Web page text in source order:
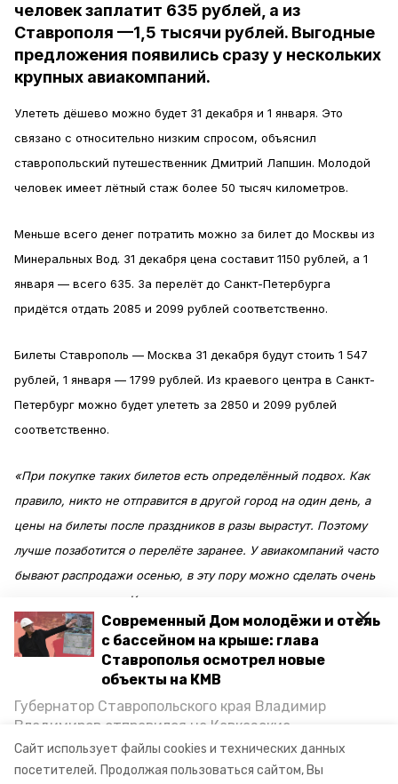
Сайт использует файлы cookies и технических данных
посетителей. Продолжая пользоваться сайтом, Вы
Современный Дом молодёжи и отель
с бассейном на крыше: глава
Ставрополья осмотрел новые
объекты на КМВ
Губернатор Ставропольского края Владимир
Владимиров отправился на Кавказские
Минеральные Воды, чтобы проинспектировать
строительство объектов в Кисловодске и
человек заплатит 635 рублей, а из
Ставрополя —1,5 тысячи рублей. Выгодные
предложения появились сразу у нескольких
крупных авиакомпаний.
Улететь дёшево можно будет 31 декабря и 1 января. Это
связано с относительно низким спросом, объяснил
ставропольский путешественник Дмитрий Лапшин. Молодой
человек имеет лётный стаж более 50 тысяч километров.
Меньше всего денег потратить можно за билет до Москвы из
Минеральных Вод. 31 декабря цена составит 1150 рублей, а 1
января — всего 635. За перелёт до Санкт-Петербурга
придётся отдать 2085 и 2099 рублей соответственно.
Билеты Ставрополь — Москва 31 декабря будут стоить 1 547
рублей, 1 января — 1799 рублей. Из краевого центра в Санкт-
Петербург можно будет улететь за 2850 и 2099 рублей
соответственно.
«При покупке таких билетов есть определённый подвох. Как
правило, никто не отправится в другой город на один день, а
цены на билеты после праздников в разы вырастут. Поэтому
лучше позаботится о перелёте заранее. У авиакомпаний часто
бывают распродажи осенью, в эту пору можно сделать очень
выгодную покупку. К примеру, в прошлом году мы отдали за
перелёт до Питера туда и обратно 5,5 тысяч. И это за двоих
человек», — рассказал Дмитрий Лапшин.
действительно увеличивается,пишетИА «Победа26». Пока
что максимум до 10 января — около 10 тысяч рублей за один
билет. Таким образом, цены вырастут в 9-10 раз.